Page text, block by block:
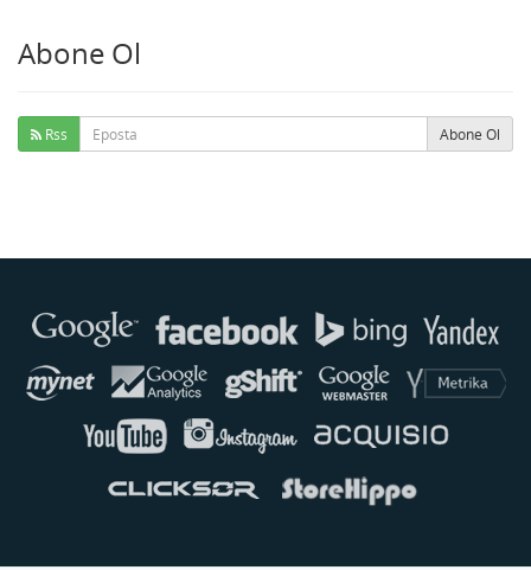
Abone Ol
Rss Abone Ol